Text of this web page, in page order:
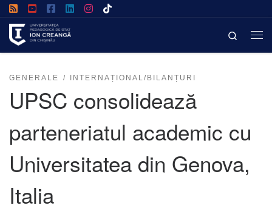
Search
GENERALE INTERNAȚIONAL/BILANȚURI
UPSC consolidează
parteneriatul academic cu
Universitatea din Genova,
Italia